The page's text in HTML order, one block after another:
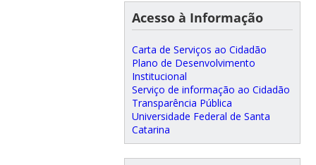
Acesso à Informação
Carta de Serviços ao Cidadão
Plano de Desenvolvimento
Institucional
Serviço de informação ao Cidadão
Transparência Pública
Universidade Federal de Santa
Catarina